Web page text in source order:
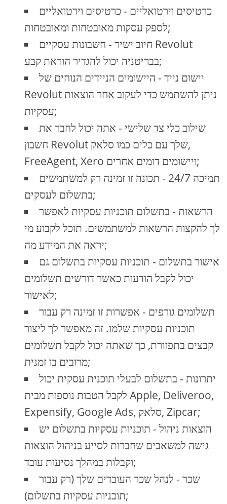
כרטיסים וירטואליים - כרטיסים וירטואליים
לספק עסקות מאובטחות ומאובטחות;
חיוב ישיר - חשבונות עסקיים Revolut
בבריטניה יכול להגדיר הוראת קבע;
יישום נייד - היישומים הניידים הנוחים של
Revolut ניתן להשתמש כדי לעקוב אחר הוצאות
עסקיות;
שילוב כלי צד שלישי - אתה יכול לחבר את
חשבון Revolut שלך עם כלים כמו סלאק,
FreeAgent, Xero ויישומים דומים אחרים;
תמיכה 24/7 - תכונה זו זמינה רק למשתמשים
בתשלום לעסקים;
הרשאות - בתשלום תוכניות עסקיות לאפשר
לך להקצות הרשאות למשתמשים. תוכל לקבוע מי
יראה את המידע מה;
אישור בתשלום - תוכניות עסקיות בתשלום גם
יכול לקבל הודעות כאשר דורשים תשלומים
לאישור;
תשלומים גורפים - אפשרות זו זמינה רק עבור
תוכניות עסקיות שלמו. זה מאפשר לך ליצור
קבצים בתפזורת, כך שאתה יכול לקבל תשלומים
מרובים בו זמנית;
יתרונות - בתשלום לבעלי תוכנית עסקית יכול
לקבל הטבות נוספות מבית Apple, Deliveroo,
Expensify, Google Ads, סלאק, Zipcar;
הוצאות ניהול - תוכניות עסקיות בתשלום יש
גישה למשאבים שחברות לסייע בניהול הוצאות
וקבלות במהלך נסיעות עובד;
שכר - לנהל שכר העובדים שלך (רק עבור
תוכניות עסקיות בתשלום);